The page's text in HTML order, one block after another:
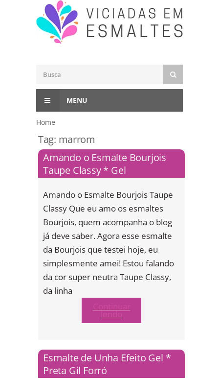
MENU
Home
Tag: marrom
Amando o Esmalte Bourjois
Taupe Classy * Gel
Amando o Esmalte Bourjois Taupe
Classy Que eu amo os esmaltes
Bourjois, quem acompanha o blog
já deve saber. Agora esse esmalte
da Bourjois que testei hoje, eu
simplesmente amei! Estou falando
da cor super neutra Taupe Classy,
da linha
lendo
Esmalte de Unha Efeito Gel *
Preta Gil Forró